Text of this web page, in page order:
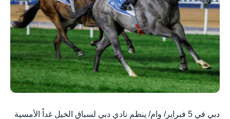
دبي في 5 فبراير/ وام/ ينظم نادي دبي لسباق الخيل غداً الأمسية